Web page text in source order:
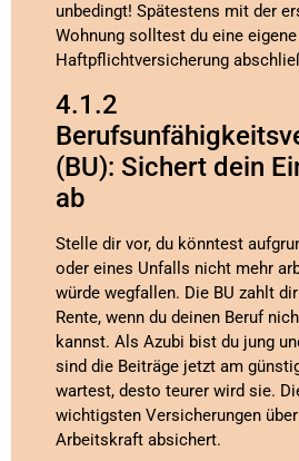
unbedingt! Spätestens mit der
Wohnung solltest du eine eigene
Haftpflichtversicherung
4.1.2
(BU): Sichert dein
ab
Stelle dir vor, du könntest
oder eines Unfalls nicht mehr
würde wegfallen. Die BU zahlt
Rente, wenn du deinen Beruf
kannst. Als Azubi bist du jung
sind die Beiträge jetzt am
wartest, desto teurer wird sie.
wichtigsten Versicherungen
Arbeitskraft absichert.